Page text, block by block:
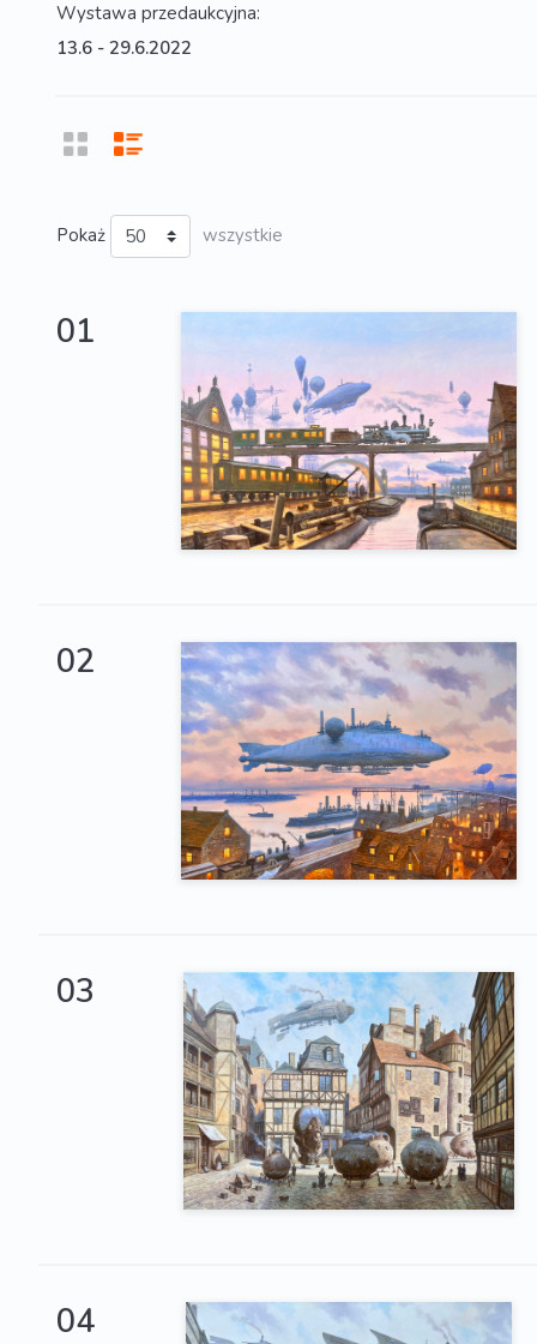
Wystawa przedaukcyjna:
13.6 - 29.6.2022
Pokaż wszystkie
01
02
03
04